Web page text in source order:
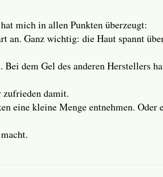
mich in allen Punkten überzeugt:
an. Ganz wichtig: die Haut spannt
dem Gel des anderen Herstellers
zufrieden damit.
eine kleine Menge entnehmen. Oder